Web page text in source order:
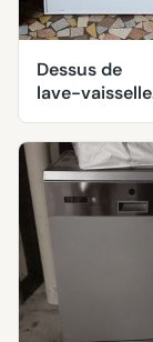
Dessus de
lave-vaisselle
blanc